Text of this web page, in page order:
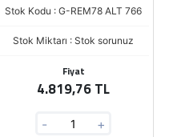
Stok Kodu : G-REM78 ALT 766
Stok Miktarı : Stok sorunuz
Fiyat
4.819,76 TL
- +